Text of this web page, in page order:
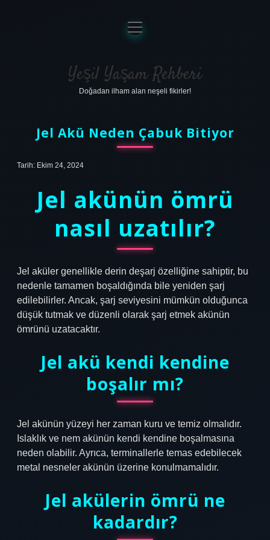
Anasayfa
Gizlilik Politikası
Yasal Uyarı
menüyü
aç
Yeşil Yaşam Rehberi
Doğadan ilham alan neşeli fikirler!
Jel Akü Neden Çabuk Bitiyor
Tarih: Ekim 24, 2024
Jel akünün ömrü
nasıl uzatılır?
Jel aküler genellikle derin deşarj özelliğine sahiptir, bu
nedenle tamamen boşaldığında bile yeniden şarj
edilebilirler. Ancak, şarj seviyesini mümkün olduğunca
düşük tutmak ve düzenli olarak şarj etmek akünün
ömrünü uzatacaktır.
Jel akü kendi kendine
boşalır mı?
Jel akünün yüzeyi her zaman kuru ve temiz olmalıdır.
Islaklık ve nem akünün kendi kendine boşalmasına
neden olabilir. Ayrıca, terminallerle temas edebilecek
metal nesneler akünün üzerine konulmamalıdır.
Jel akülerin ömrü ne
kadardır?